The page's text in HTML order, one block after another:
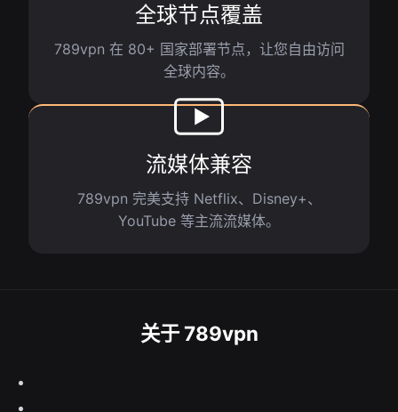
全球节点覆盖
789vpn 在 80+ 国家部署节点，让您自由访问
全球内容。
流媒体兼容
789vpn 完美支持 Netflix、Disney+、
YouTube 等主流流媒体。
关于 789vpn